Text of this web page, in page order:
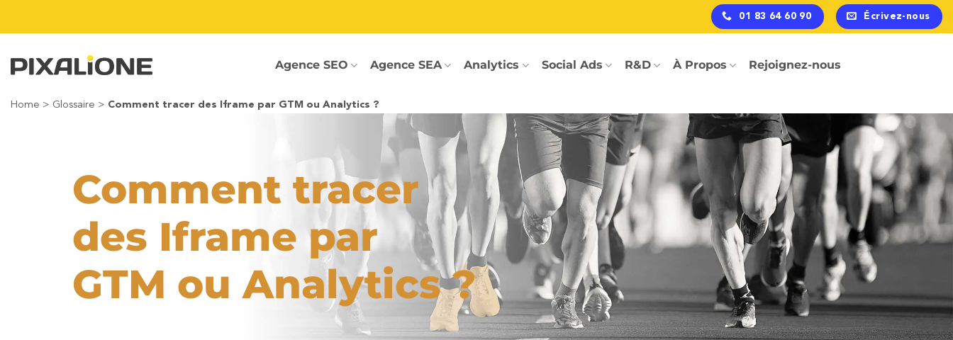
01 83 64 60 90 Écrivez-nous
Agence SEO Agence SEA Analytics Social Ads R&D À Propos Rejoignez-nous
Home > Glossaire > Comment tracer des Iframe par GTM ou Analytics ?
Comment tracer
des Iframe par
GTM ou Analytics ?